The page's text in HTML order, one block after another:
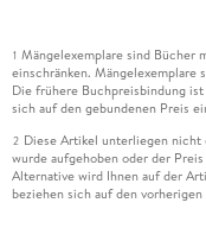
1 Mängelexemplare sind Bücher
einschränken. Mängelexemplare
Die frühere Buchpreisbindung
sich auf den gebundenen Preis
2 Diese Artikel unterliegen nicht
wurde aufgehoben oder der
Alternative wird Ihnen auf der
beziehen sich auf den vorherigen